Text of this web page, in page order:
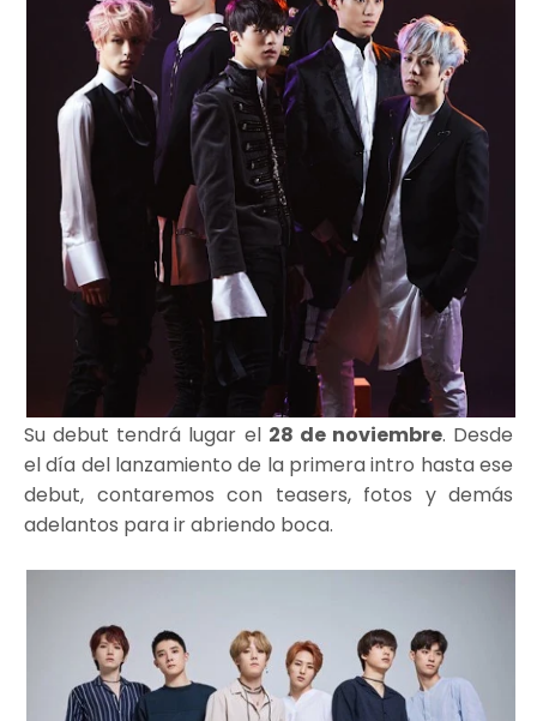
Su debut tendrá lugar el 28 de noviembre. Desde
el día del lanzamiento de la primera intro hasta ese
debut, contaremos con teasers, fotos y demás
adelantos para ir abriendo boca.